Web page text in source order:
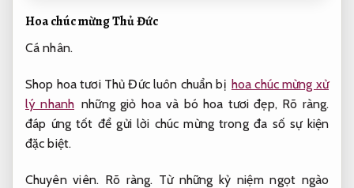
Hoa chúc mừng Thủ Đức
Cá nhân.
Shop hoa tươi Thủ Đức luôn chuẩn bị hoa chúc mừng xử
lý nhanh những giỏ hoa và bó hoa tươi đẹp, Rõ ràng.
đáp ứng tốt để gửi lời chúc mừng trong đa số sự kiện
đặc biệt.
Chuyên viên. Rõ ràng. Từ những kỷ niệm ngọt ngào